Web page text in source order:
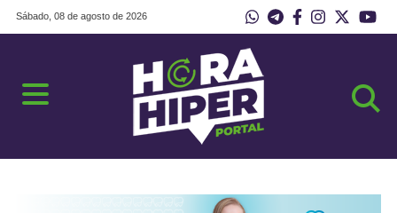
Sábado, 08 de agosto de 2026